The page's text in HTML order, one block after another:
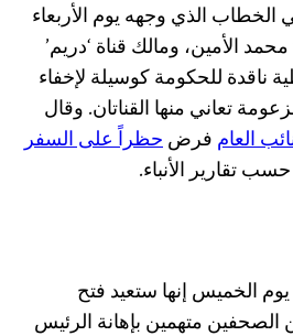
الذي وجهه يوم الأربعاء
الأمين، ومالك قناة ‘دريم’
ناقدة للحكومة كوسيلة لإخفاء
تعاني منها القناتان. وقال
العام فرضحظراً على السفر
تقارير الأنباء.
يوم الخميس إنها ستعيد فتح
متهمين بإهانة الرئيس